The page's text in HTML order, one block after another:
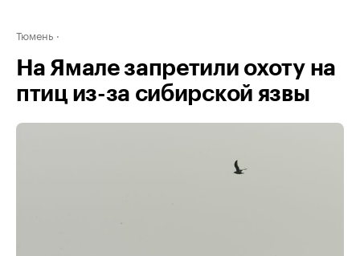
Тюмень
На Ямале запретили охоту на
птиц из-за сибирской язвы